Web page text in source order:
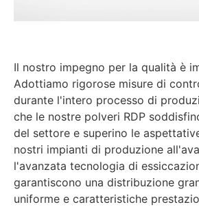
Il nostro impegno per la qualità è
Adottiamo rigorose misure di
durante l'intero processo di
che le nostre polveri RDP
del settore e superino le
nostri impianti di produzione
l'avanzata tecnologia di
garantiscono una distribuzione
uniforme e caratteristiche